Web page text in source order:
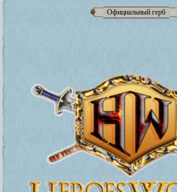
Официальный герб